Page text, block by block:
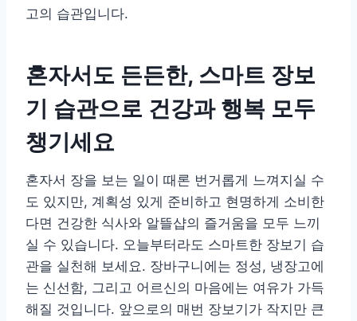
고의 습관입니다.
혼자서도 든든한, 스마트 장보
기 습관으로 건강과 행복 모두
챙기세요
혼자서 장을 보는 일이 때론 번거롭게 느껴지실 수
도 있지만, 계획성 있게 준비하고 현명하게 소비한
다면 건강한 식사와 알뜰샵의 즐거움을 모두 느끼
실 수 있습니다. 오늘부터라도 스마트한 장보기 습
관을 실천해 보세요. 장바구니에는 정성, 냉장고에
는 신선함, 그리고 어르신의 마음에는 여유가 가득
해질 것입니다. 앞으로의 매번 장보기가 작지만 큰